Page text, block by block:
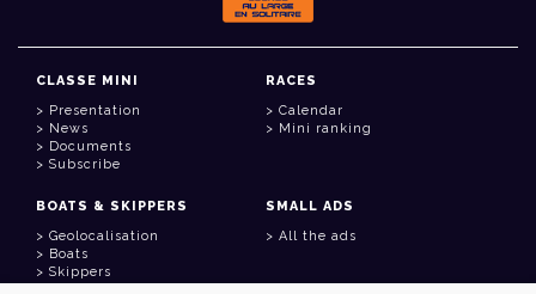
CLASSE MINI
Presentation
News
Documents
Subscribe
RACES
Calendar
Mini ranking
BOATS & SKIPPERS
Geolocalisation
Boats
Skippers
SMALL ADS
All the ads